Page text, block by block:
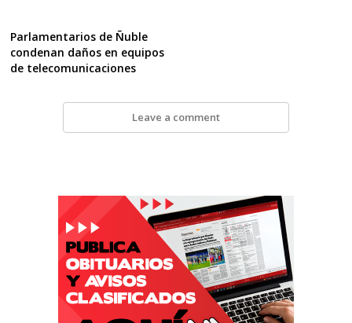
Parlamentarios de Ñuble
condenan daños en equipos
de telecomunicaciones
Leave a comment